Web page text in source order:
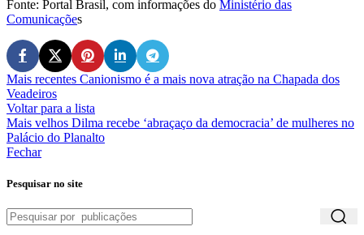
Fonte: Portal Brasil, com informações do Ministério das
Comunicações
Mais recentes Canionismo é a mais nova atração na Chapada dos
Veadeiros
Voltar para a lista
Mais velhos Dilma recebe ‘abraçaço da democracia’ de mulheres no
Palácio do Planalto
Fechar
Pesquisar no site